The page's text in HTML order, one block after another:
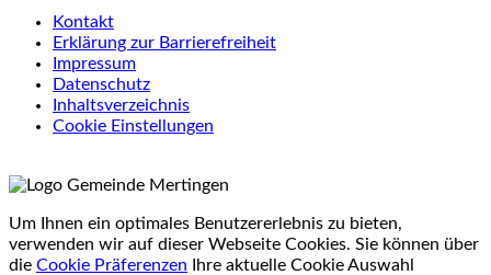
Kontakt
Erklärung zur Barrierefreiheit
Impressum
Datenschutz
Inhaltsverzeichnis
Cookie Einstellungen
Um Ihnen ein optimales Benutzererlebnis zu bieten,
verwenden wir auf dieser Webseite Cookies. Sie können über
die Cookie Präferenzen Ihre aktuelle Cookie Auswahl